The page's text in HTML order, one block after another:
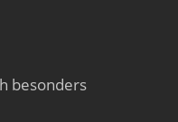
besonders